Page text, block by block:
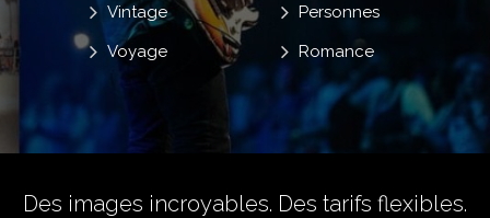
Personnes
Romance
Vintage
Voyage
Des images incroyables. Des tarifs flexibles.